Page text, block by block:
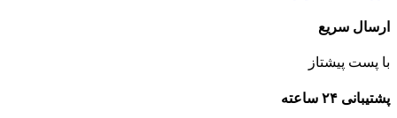
ارسال سریع
با پست پیشتاز
پشتیبانی ۲۴ ساعته